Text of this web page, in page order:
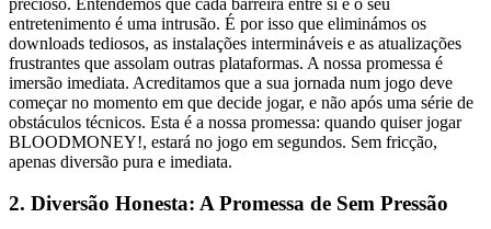
entretenimento é uma intrusão. É por isso que eliminámos os
downloads tediosos, as instalações intermináveis e as atualizações
frustrantes que assolam outras plataformas. A nossa promessa é
imersão imediata. Acreditamos que a sua jornada num jogo deve
começar no momento em que decide jogar, e não após uma série de
obstáculos técnicos. Esta é a nossa promessa: quando quiser jogar
BLOODMONEY!, estará no jogo em segundos. Sem fricção,
apenas diversão pura e imediata.
2. Diversão Honesta: A Promessa de Sem Pressão